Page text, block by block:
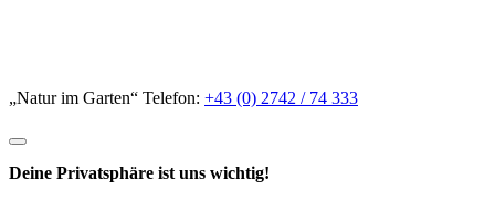
„Natur im Garten“ Telefon: +43 (0) 2742 / 74 333
Deine Privatsphäre ist uns wichtig!